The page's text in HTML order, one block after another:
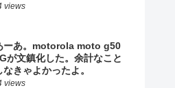
views
ーあ。motorola moto g50
が文鎮化した。余計なこと
なきゃよかったよ。
views